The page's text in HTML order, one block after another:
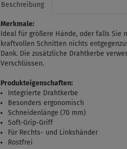
Beschreibung
Merkmale:
Ideal für größere Hände, oder falls Sie
kraftvollen Schnitten nichts
Dank. Die zusätzliche Drahtkerbe
Verschlüssen.
Produkteigenschaften:
Integrierte Drahtkerbe
Besonders ergonomisch
Schneidenlänge (70 mm)
Soft-Grip-Griff
Für Rechts- und Linkshänder
Rostfrei